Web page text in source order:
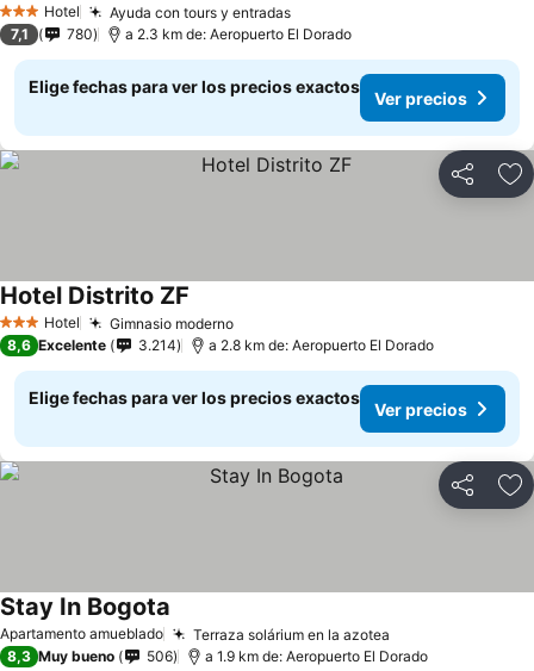
3 Estrellas
Hotel Ayuda con tours y entradas
7,1 780 a 2.3 km de: Aeropuerto El Dorado
Elige fechas para ver los precios exactos
Ver precios
Compartir
3 Estrellas
Hotel Gimnasio moderno
Hotel Distrito ZF
8,6 Excelente 3.214 a 2.8 km de: Aeropuerto El Dorado
Elige fechas para ver los precios exactos
Ver precios
Compartir
Apartamento amueblado Terraza solárium en la azotea
Stay In Bogota
8,3 Muy bueno 506 a 1.9 km de: Aeropuerto El Dorado